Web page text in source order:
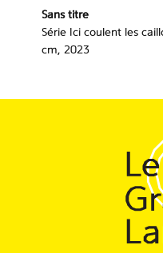
Sans titre
Série Ici coulent les
cm, 2023